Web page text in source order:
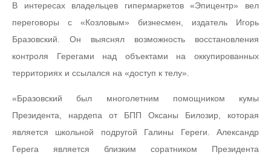
В интересах владельцев гипермаркетов «Эпицентр» вел
переговоры с «Козловым» бизнесмен, издатель Игорь
Бразовский. Он выяснял возможность восстановления
контроля Герегами над объектами на оккупированных
территориях и ссылался на «доступ к телу».
«Бразовский был многолетним помощником кумы
Президента, нардепа от БПП Оксаны Билозир, которая
является школьной подругой Галины Гереги. Александр
Герега является близким соратником Президента